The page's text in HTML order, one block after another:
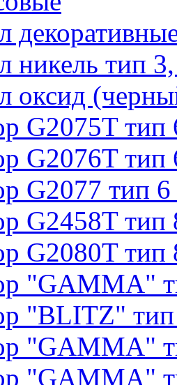
никель тип
оксид
G2075T тип
G2076T тип
G2077 тип 6
G2458T тип
G2080T тип
"GAMMA"
"BLITZ"
"GAMMA"
"GAMMA"